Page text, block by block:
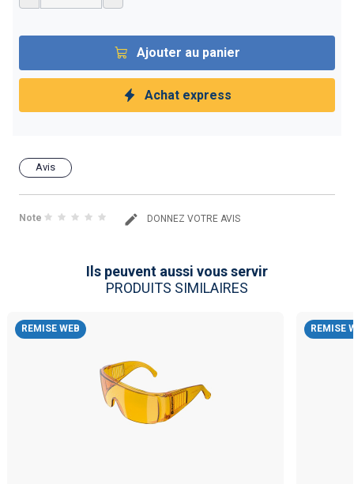
Ajouter au panier
Achat express
Avis
Note DONNEZ VOTRE AVIS
Ils peuvent aussi vous servir
PRODUITS SIMILAIRES
REMISE WEB REMISE